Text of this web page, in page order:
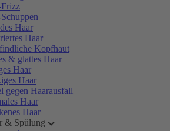
Haar
Haar
Kopfhaut
& glattes Haar
Haar
Haar
gegen Haarausfall
Haar
Haar
& Spülung